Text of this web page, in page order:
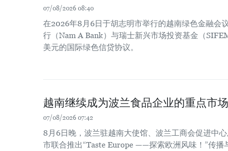
07/08/2026 08:40
在2026年8月6日于胡志明市举行的越南绿色金融会
行（Nam A Bank）与瑞士新兴市场投资基金（
美元的国际绿色信贷协议。
越南继续成为波兰食品企业的重点市场
07/08/2026 07:42
8月6日晚，波兰驻越南大使馆、波兰工商会促进中
市联合推出“Taste Europe ——探索欧洲风味！”传播